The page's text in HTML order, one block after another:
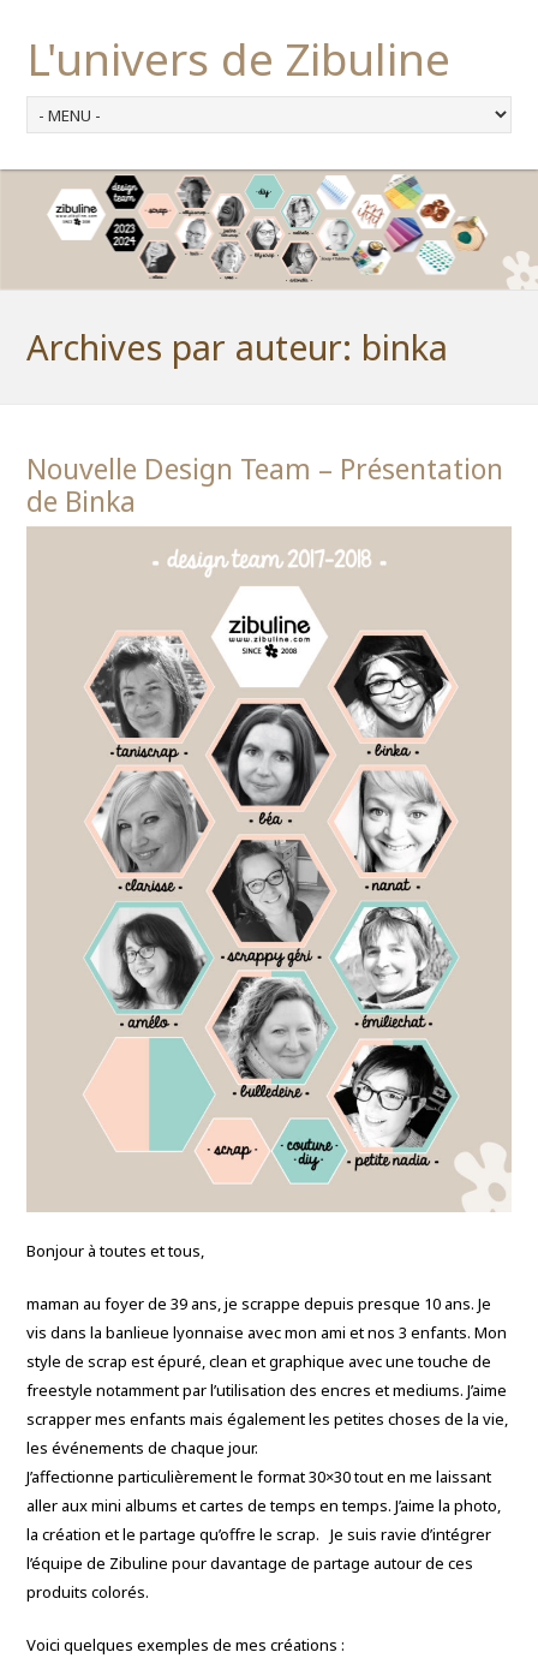
L'univers de Zibuline
Archives par auteur: binka
Nouvelle Design Team – Présentation
de Binka
Bonjour à toutes et tous,
maman au foyer de 39 ans, je scrappe depuis presque 10 ans. Je
vis dans la banlieue lyonnaise avec mon ami et nos 3 enfants. Mon
style de scrap est épuré, clean et graphique avec une touche de
freestyle notamment par l’utilisation des encres et mediums. J’aime
scrapper mes enfants mais également les petites choses de la vie,
les événements de chaque jour.
J’affectionne particulièrement le format 30×30 tout en me laissant
aller aux mini albums et cartes de temps en temps. J’aime la photo,
la création et le partage qu’offre le scrap. Je suis ravie d’intégrer
l’équipe de Zibuline pour davantage de partage autour de ces
produits colorés.
Voici quelques exemples de mes créations :